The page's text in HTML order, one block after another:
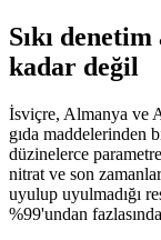
Sıkı
kadar değil
İsviçre, Almanya ve
gıda maddelerinden
düzinelerce
nitrat ve son
uyulup uyulmadığı
%99'undan